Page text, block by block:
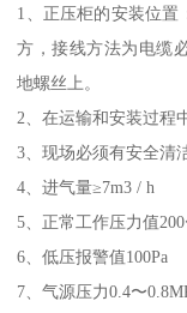
1、正压柜的安装位置
方，接线方法为电缆
地螺丝上。
2、在运输和安装过程
3、现场必须有安全清
4、进气量≥7m3 / h
5、正常工作压力值200
6、低压报警值100Pa
7、气源压力0.4〜